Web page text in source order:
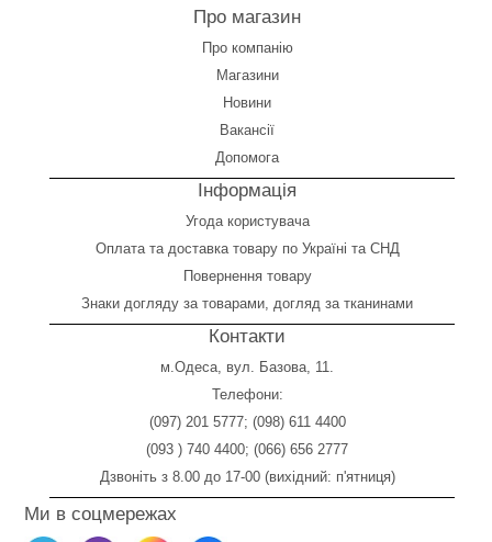
Про магазин
Про компанію
Магазини
Новини
Вакансії
Допомога
Інформація
Угода користувача
Оплата та доставка товару по Україні та СНД
Повернення товару
Знаки догляду за товарами, догляд за тканинами
Контакти
м.Одеса, вул. Базова, 11.
Телефони:
(097) 201 5777; (098) 611 4400
(093 ) 740 4400; (066) 656 2777
Дзвоніть з 8.00 до 17-00 (вихідний: п'ятниця)
Ми в соцмережах